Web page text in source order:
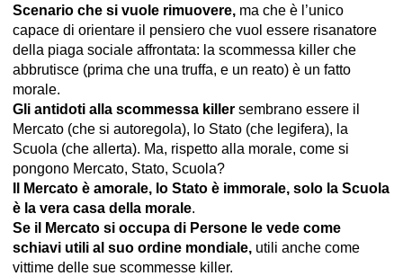
Scenario che si vuole rimuovere, ma che è l’unico
capace di orientare il pensiero che vuol essere risanatore
della piaga sociale affrontata: la scommessa killer che
abbrutisce (prima che una truffa, e un reato) è un fatto
morale.
Gli antidoti alla scommessa killer sembrano essere il
Mercato (che si autoregola), lo Stato (che legifera), la
Scuola (che allerta). Ma, rispetto alla morale, come si
pongono Mercato, Stato, Scuola?
Il Mercato è amorale, lo Stato è immorale, solo la Scuola
è la vera casa della morale.
Se il Mercato si occupa di Persone le vede come
schiavi utili al suo ordine mondiale, utili anche come
vittime delle sue scommesse killer.